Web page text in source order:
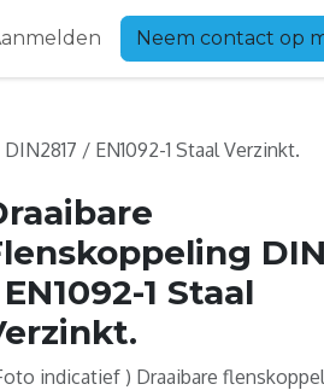
Neem contact op
/ EN1092-1 Staal Verzinkt.
1 Staal
indicatief ) Draaibare